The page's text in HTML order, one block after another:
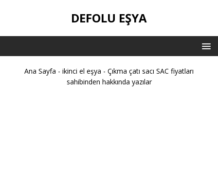
DEFOLU EŞYA
Ana Sayfa - ikinci el eşya - Çıkma çatı sacı SAC fiyatları
sahibinden hakkında yazılar